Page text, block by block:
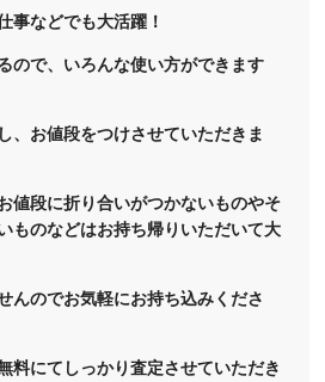
事などでも大活躍！
ので、いろんな使い方ができます
、お値段をつけさせていただきま
値段に折り合いがつかないものやそ
ものなどはお持ち帰りいただいて大
んのでお気軽にお持ち込みくださ
料にてしっかり査定させていただき